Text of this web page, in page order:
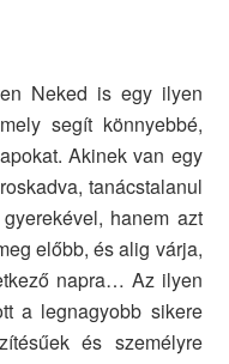
Neked is egy ilyen
segít könnyebbé,
Akinek van egy
tanácstalanul
hanem azt
előbb, és alig várja,
napra… Az ilyen
a legnagyobb sikere
és személyre